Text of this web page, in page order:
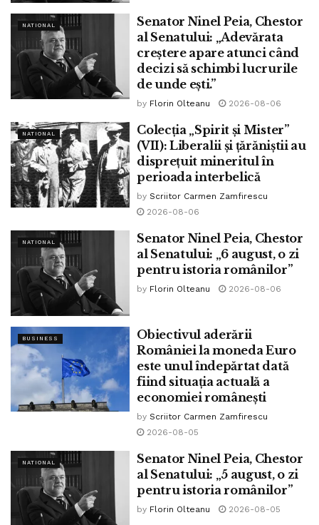
NATIONAL
Senator Ninel Peia, Chestor
al Senatului: „Adevărata
creștere apare atunci când
decizi să schimbi lucrurile
de unde ești.”
by Florin Olteanu 2026-08-06
NATIONAL
Colecția „Spirit și Mister”
(VII): Liberalii și țărăniștii au
disprețuit mineritul în
perioada interbelică
by Scriitor Carmen Zamfirescu
2026-08-06
NATIONAL
Senator Ninel Peia, Chestor
al Senatului: „6 august, o zi
pentru istoria românilor”
by Florin Olteanu 2026-08-06
BUSINESS
Obiectivul aderării
României la moneda Euro
este unul îndepărtat dată
fiind situația actuală a
economiei românești
by Scriitor Carmen Zamfirescu
2026-08-05
NATIONAL
Senator Ninel Peia, Chestor
al Senatului: „5 august, o zi
pentru istoria românilor”
by Florin Olteanu 2026-08-05